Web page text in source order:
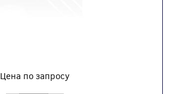
Цена по запросу